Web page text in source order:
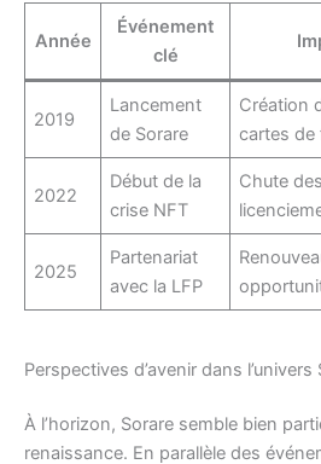
Année
Événement
clé
2019
Lancement
de Sorare
Création
cartes de
2022
Début de la
crise NFT
Chute
2025
Partenariat
avec la LFP
Perspectives d’avenir dans l’univers
À l’horizon, Sorare semble bien
renaissance. En parallèle des